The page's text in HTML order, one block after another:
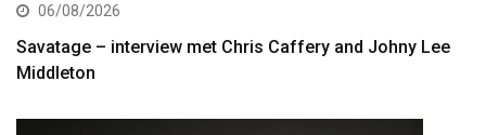
06/08/2026
Savatage – interview met Chris Caffery and Johny Lee
Middleton